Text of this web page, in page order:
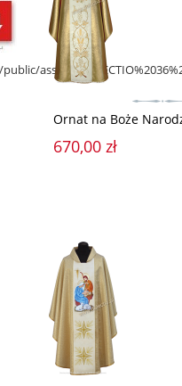
assets//
Ornat na Boże
670,00 zł